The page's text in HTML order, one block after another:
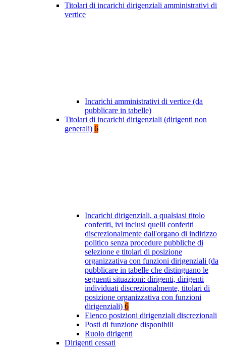
Titolari di incarichi dirigenziali amministrativi di
vertice
Incarichi amministrativi di vertice (da
pubblicare in tabelle)
Titolari di incarichi dirigenziali (dirigenti non
generali) 6
Incarichi dirigenziali, a qualsiasi titolo
conferiti, ivi inclusi quelli conferiti
discrezionalmente dall'organo di indirizzo
politico senza procedure pubbliche di
selezione e titolari di posizione
organizzativa con funzioni dirigenziali (da
pubblicare in tabelle che distinguano le
seguenti situazioni: dirigenti, dirigenti
individuati discrezionalmente, titolari di
posizione organizzativa con funzioni
dirigenziali) 6
Elenco posizioni dirigenziali discrezionali
Posti di funzione disponibili
Ruolo dirigenti
Dirigenti cessati